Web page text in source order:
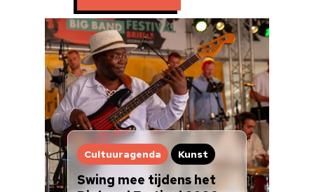
Cultuuragenda Kunst
Swing mee tijdens het